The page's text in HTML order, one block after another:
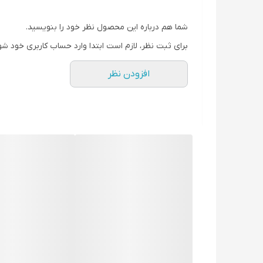
شما هم درباره این محصول نظر خود را بنویسید.
برای ثبت نظر، لازم است ابتدا وارد حساب کاربری خود
افزودن نظر